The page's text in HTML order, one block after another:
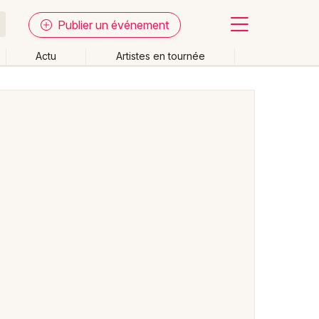
Publier un événement
Actu Artistes en tournée